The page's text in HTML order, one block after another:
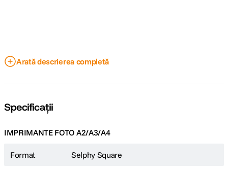
Personalizati, desprindeti si lipiti
artizanat – cu doua formate diferite de hartie foto autocolanta este mai
usor ca oricand sa adaugati o nota personala.
Arată descrierea completă
Specificații
IMPRIMANTE FOTO A2/A3/A4
Format Selphy Square